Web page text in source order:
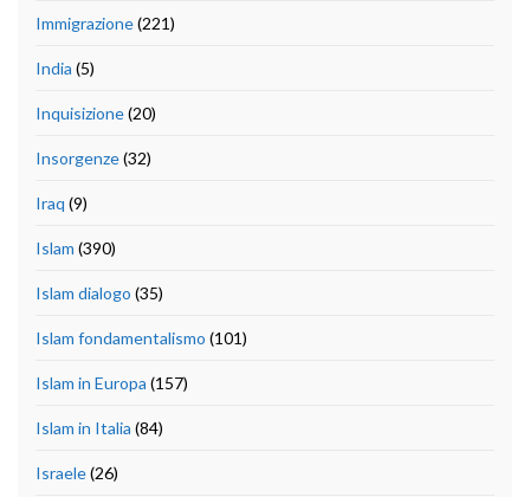
Immigrazione(221)
India (5)
Inquisizione(20)
Insorgenze(32)
Iraq (9)
Islam (390)
Islam dialogo (35)
Islam fondamentalismo (101)
Islam in Europa (157)
Islam in Italia (84)
Israele(26)